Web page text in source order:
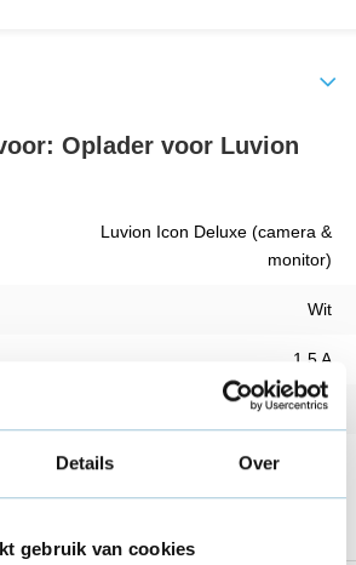
Details Over
gebruik van cookies
Oplader voor Luvion
Luvion Icon Deluxe (camera &
monitor)
Wit
1.5 A
2 Meter